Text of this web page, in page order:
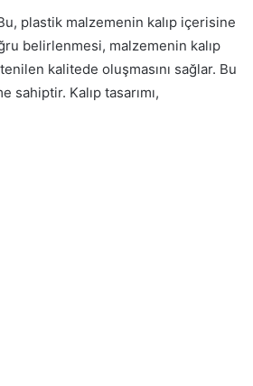
plastik malzemenin kalıp içerisine
belirlenmesi, malzemenin kalıp
kalitede oluşmasını sağlar. Bu
Kalıp tasarımı,